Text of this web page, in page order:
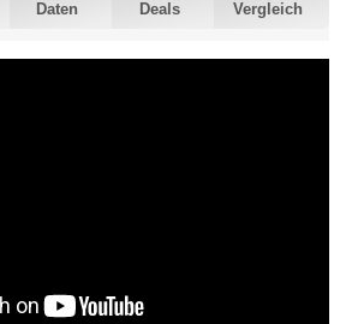
Daten Deals Vergleich